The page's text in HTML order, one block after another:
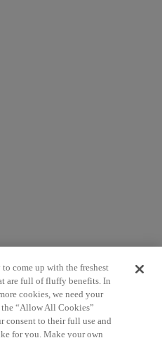
India Kolumbia Litva Lotyšsko
Poľsko Portugalsko
Srbsko Švajčiarsko Taliansko
Recruitment
come up with the freshest
are full of fluffy benefits. In
cookies, we need your
“Allow All Cookies”
consent to their full use and
for you. Make your own